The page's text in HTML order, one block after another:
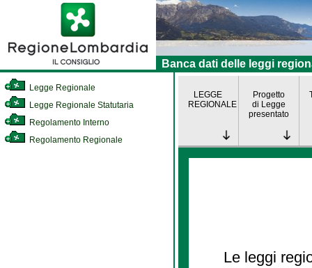
Banca dati delle leggi
Legge Regionale
Legge Regionale Statutaria
Regolamento Interno
Regolamento Regionale
LEGGE
REGIONALE
Progetto
di Legge
presentato
Le leggi